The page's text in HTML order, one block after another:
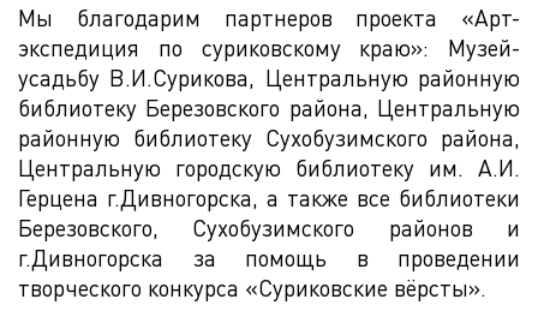
Мы благодарим партнеров проекта «Арт-
экспедиция по суриковскому краю»: Музей-
усадьбу В.И.Сурикова, Центральную районную
библиотеку Березовского района, Центральную
районную библиотеку Сухобузимского района,
Центральную городскую библиотеку им. А.И.
Герцена г.Дивногорска, а также все библиотеки
Березовского, Сухобузимского районов и
г.Дивногорска за помощь в проведении
творческого конкурса «Суриковские вёрсты».